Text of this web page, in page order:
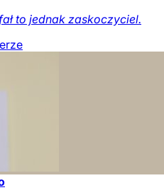
to jednak zaskoczyciel.